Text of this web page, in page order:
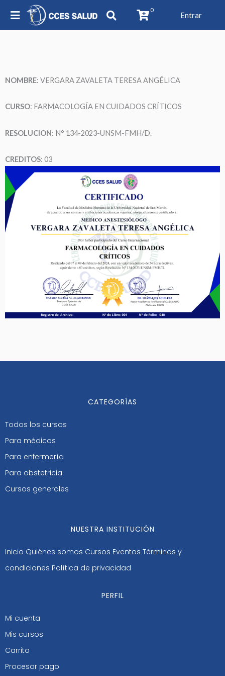
0
Entrar
NOMBRE: VERGARA ZAVALETA TERESA ANGÉLICA
CURSO: FARMACOLOGÍA EN CUIDADOS CRÍTICOS
RESOLUCION: N° 134-2023-UNSM-FMH/D.
CREDITOS: 03
CATEGORÍAS
Todos los cursos
Para médicos
Para enfermería
Para obstetricia
Cursos generales
NUESTRA INSTITUCIÓN
Inicio Quiénes somos Cursos Eventos Términos y
condiciones Política de privacidad
PERFIL
Mi cuenta
Mis cursos
Carrito
Procesar pago